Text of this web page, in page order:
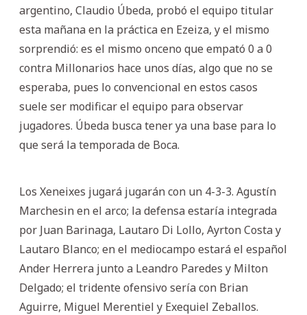
argentino, Claudio Úbeda, probó el equipo titular
esta mañana en la práctica en Ezeiza, y el mismo
sorprendió: es el mismo onceno que empató 0 a 0
contra Millonarios hace unos días, algo que no se
esperaba, pues lo convencional en estos casos
suele ser modificar el equipo para observar
jugadores. Úbeda busca tener ya una base para lo
que será la temporada de Boca.
Los Xeneixes jugará jugarán con un 4-3-3. Agustín
Marchesin en el arco; la defensa estaría integrada
por Juan Barinaga, Lautaro Di Lollo, Ayrton Costa y
Lautaro Blanco; en el mediocampo estará el español
Ander Herrera junto a Leandro Paredes y Milton
Delgado; el tridente ofensivo sería con Brian
Aguirre, Miguel Merentiel y Exequiel Zeballos.